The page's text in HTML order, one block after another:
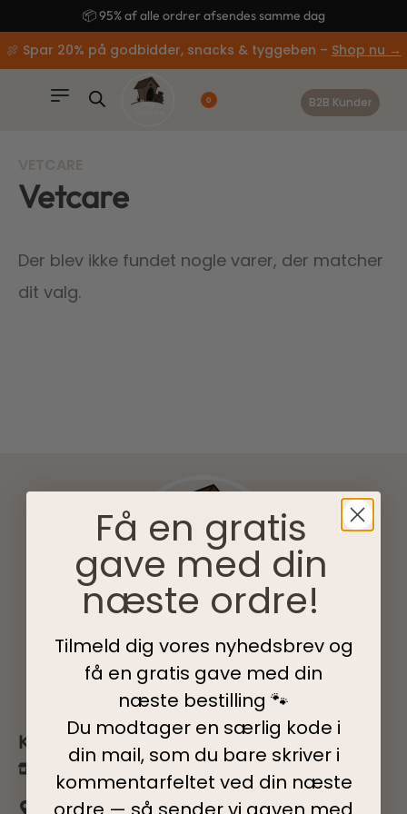
📦 95% af alle ordrer afsendes samme dag
🍖 Spar 20% på godbidder, snacks & tyggeben – Shop nu →
0 B2B Kunder
Vetcare
Der blev ikke fundet nogle varer, der matcher
dit valg.
Kontakt
Butik & Hundesalon
Bytorvet 17, 8541 Skødstrup
Få en gratis
gave med din
næste ordre!
Tilmeld dig vores nyhedsbrev og
få en gratis gave med din
næste bestilling 🐾
Du modtager en særlig kode i
din mail, som du bare skriver i
kommentarfeltet ved din næste